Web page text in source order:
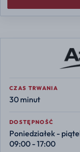
CZAS TRWANIA
30 minut
DOSTĘPNOŚĆ
Poniedziałek -
09:00 - 17:00